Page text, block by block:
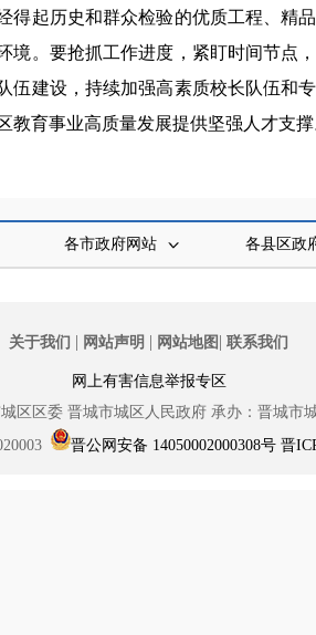
得起历史和群众检验的优质工程、精
境。要抢抓工作进度，紧盯时间节点
伍建设，持续加强高素质校长队伍和
教育事业高质量发展提供坚强人才支
各市政府网站 各县区政
关于我们 | 网站声明 | 网站地图 | 联系我们
网上有害信息举报专区
区区委 晋城市城区人民政府 承办：晋城市
晋公网安备 14050002000308号 晋